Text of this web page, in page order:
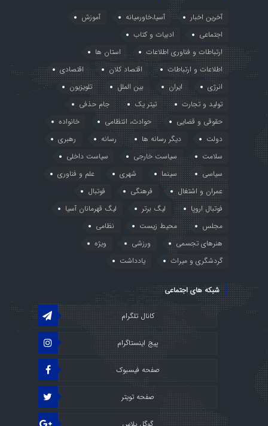
آخرین اخبار آسیا،خاورمیانه
آموزش
اجتماعی
ادبیات و کتاب
ارتباطات و فناوری اطلاعات
استان ها
اطلاعات و ارتباطات
اقتصاد کلان
اقتصادی
انرژی
ایران بین الملل
تلویزیون
تولید و تجارت
تیتر یک
جام حذفی
حقوقی و قضایی
حوادث، انتظامی
خانواده
دولت
دیگر رسانه ها رسانه
رهبری
سلامت
سیاست خارجی
سیاست داخلی
سیاسی
سینما شهری
علم و فناوری
عمران و اشتغال
فرهنگی
فوتبال
فوتبال اروپا
لیگ برتر
لیگ قهرمانان آسیا
مجلس
محیط زیست
نظامی
هنرهای تجسمی
ورزشی
ویژه
گردشگری و میراث
یادداشت
شبکه های اجتماعی
کانال تلگرام
پیج اینستاگرام
صفحه فیسبوک
صفحه تویتر